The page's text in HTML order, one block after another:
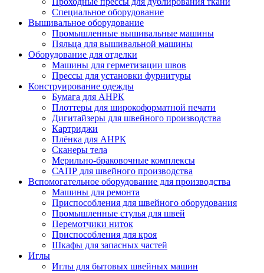
Специальное оборудование
Вышивальное оборудование
Промышленные вышивальные машины
Пяльца для вышивальной машины
Оборудование для отделки
Машины для герметизации швов
Прессы для установки фурнитуры
Конструирование одежды
Бумага для АНРК
Плоттеры для широкоформатной печати
Дигитайзеры для швейного производства
Картриджи
Плёнка для АНРК
Сканеры тела
Мерильно-браковочные комплексы
САПР для швейного производства
Вспомогательное оборудование для производства
Машины для ремонта
Приспособления для швейного оборудования
Промышленные стулья для швей
Перемотчики ниток
Приспособления для кроя
Шкафы для запасных частей
Иглы
Иглы для бытовых швейных машин